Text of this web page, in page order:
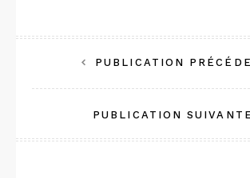
Navigation
de
l’article
PUBLICATION
PUBLICATION